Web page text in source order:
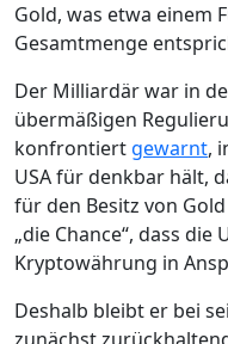
Gold, was etwa einem
Gesamtmenge
Der Milliardär war in
übermäßigen
konfrontiert gewarnt,
USA für denkbar hält,
für den Besitz von
„die Chance“, dass
Kryptowährung in
Deshalb bleibt er bei